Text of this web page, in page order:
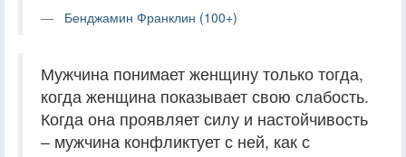
Бенджамин Франклин (100+)
Мужчина понимает женщину только тогда,
когда женщина показывает свою слабость.
Когда она проявляет силу и настойчивость
– мужчина конфликтует с ней, как с